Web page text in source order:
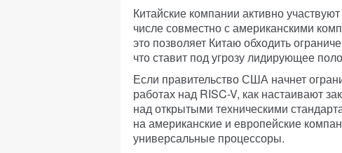
Китайские компании активно
числе совместно с американскими
это позволяет Китаю обходить
что ставит под угрозу лидирующее
Если правительство США начнет
работах над RISC-V, как настаивают
над открытыми техническими
на американские и европейские
универсальные процессоры.